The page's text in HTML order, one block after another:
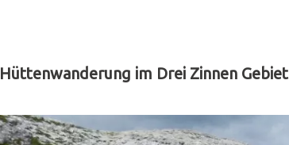
Hüttenwanderung im Drei Zinnen Gebiet